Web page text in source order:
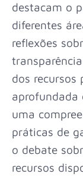
destacam o
diferentes
reflexões
dos recursos
aprofundada
uma
práticas de
o debate
recursos